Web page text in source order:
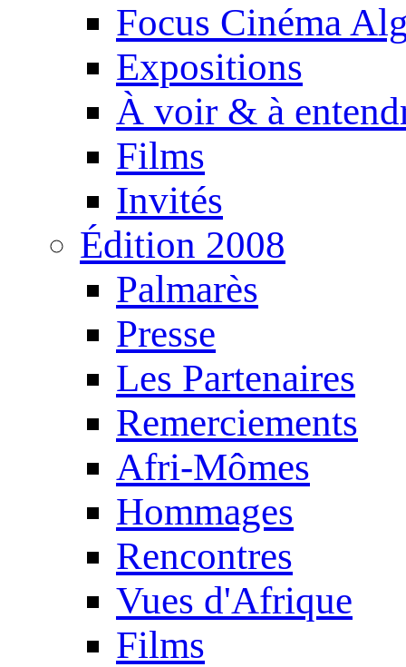
Focus Cinéma
Expositions
À voir & à
Films
Invités
Édition 2008
Palmarès
Presse
Les Partenaires
Remerciements
Afri-Mômes
Hommages
Rencontres
Vues d'Afrique
Films